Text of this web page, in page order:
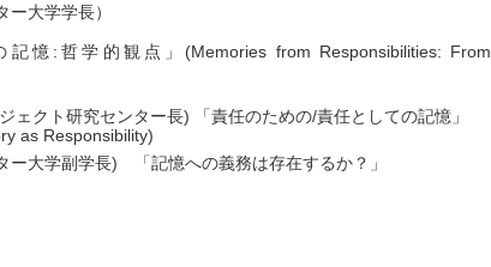
大学学長）
憶:哲学的観点」(Memories from Responsibilities: From
ェクト研究センター長) 「責任のための/責任としての記憶」
as Responsibility)
ー大学副学長) 「記憶への義務は存在するか？」